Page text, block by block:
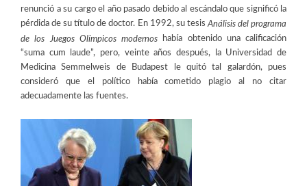
renunció a su cargo el año pasado debido al escándalo que significó la
pérdida de su título de doctor. En 1992, su tesis Análisis del programa
de los Juegos Olímpicos modernos había obtenido una calificación
“suma cum laude”, pero, veinte años después, la Universidad de
Medicina Semmelweis de Budapest le quitó tal galardón, pues
consideró que el político había cometido plagio al no citar
adecuadamente las fuentes.